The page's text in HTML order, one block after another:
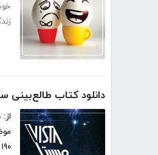
دانلود کتاب طالع‌بینی
از:
۱۹۰ صفحه